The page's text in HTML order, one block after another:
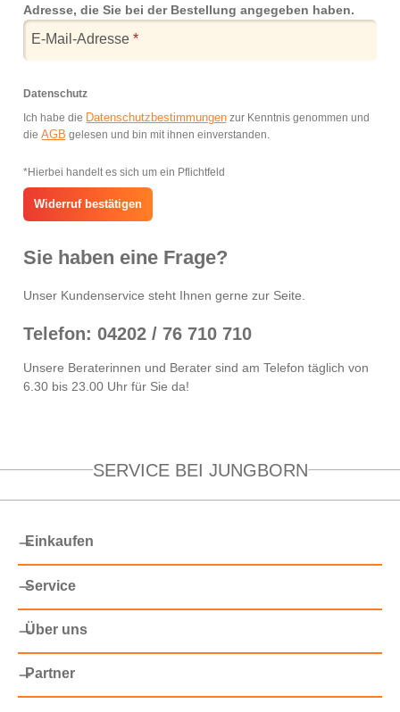
Adresse, die Sie bei der Bestellung angegeben haben.
E-Mail-Adresse *
Datenschutz
Ich habe die Datenschutzbestimmungen zur Kenntnis genommen und
die AGB gelesen und bin mit ihnen einverstanden.
*Hierbei handelt es sich um ein Pflichtfeld
Widerruf bestätigen
Sie haben eine Frage?
Unser Kundenservice steht Ihnen gerne zur Seite.
Telefon: 04202 / 76 710 710
Unsere Beraterinnen und Berater sind am Telefon täglich von
6.30 bis 23.00 Uhr für Sie da!
SERVICE BEI JUNGBORN
Einkaufen
Service
Über uns
Partner